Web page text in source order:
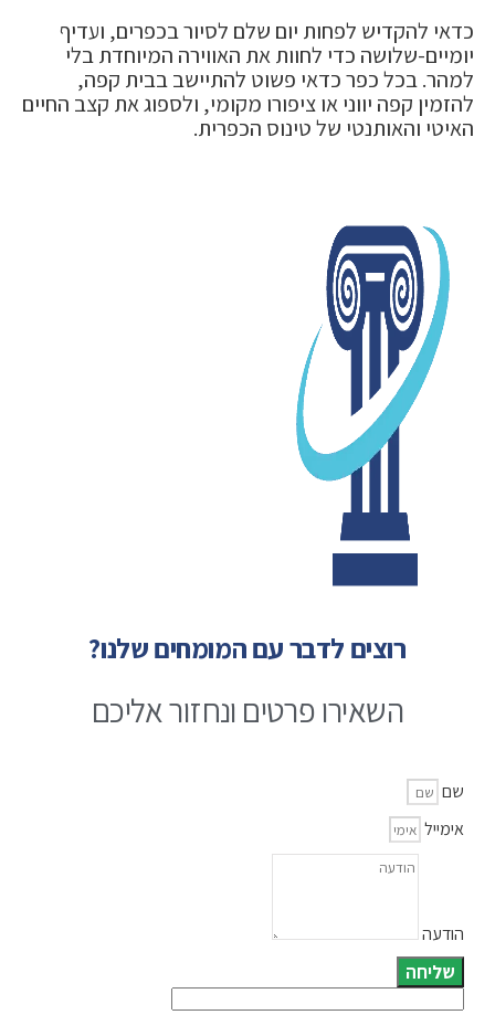
כדאי להקדיש לפחות יום שלם לסיור בכפרים, ועדיף
יומיים-שלושה כדי לחוות את האווירה המיוחדת בלי
למהר. בכל כפר כדאי פשוט להתיישב בבית קפה,
להזמין קפה יווני או ציפורו מקומי, ולספוג את קצב החיים
האיטי והאותנטי של טינוס הכפרית.
רוצים לדבר עם המומחים שלנו?
השאירו פרטים ונחזור אליכם
שם
אימייל
הודעה
שליחה